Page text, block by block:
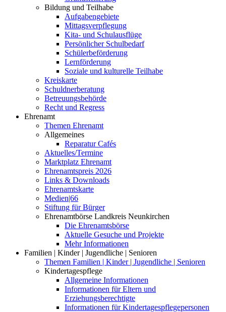
Bildung und Teilhabe
Aufgabengebiete
Mittagsverpflegung
Kita- und Schulausflüge
Persönlicher Schulbedarf
Schülerbeförderung
Lernförderung
Soziale und kulturelle Teilhabe
Kreiskarte
Schuldnerberatung
Betreuungsbehörde
Recht und Regress
Ehrenamt
Themen Ehrenamt
Allgemeines
Reparatur Cafés
Aktuelles/Termine
Marktplatz Ehrenamt
Ehrenamtspreis 2026
Links & Downloads
Ehrenamtskarte
Medien|66
Stiftung für Bürger
Ehrenamtbörse Landkreis Neunkirchen
Die Ehrenamtsbörse
Aktuelle Gesuche und Projekte
Mehr Informationen
Familien | Kinder | Jugendliche | Senioren
Themen Familien | Kinder | Jugendliche | Senioren
Kindertagespflege
Allgemeine Informationen
Informationen für Eltern und
Erziehungsberechtigte
Informationen für Kindertagespflegepersonen